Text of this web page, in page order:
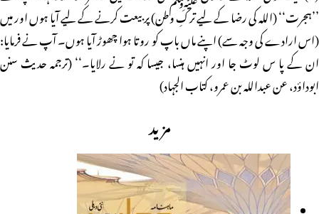
’’ہجرت‘‘ (اللہ کی رضا کے لیے ترکِ وطن) پر بیعت کرنے کے لیے آیا ہوں اور میں
(اس ارادے کی وجہ سے) اپنے ماں باپ کو روتا ہوا چھوڑ آیا ہوں۔ آپ نے فرمایا:
ان کے پا س لوٹ جا اور انہیں ہنسا، جیسا کہ تو نے رلایا۔‘‘ (ترجمہ حدیث سنن
ابوداؤد، عن عبداللہ بن عمرو، کتاب الجہاد)
مزید